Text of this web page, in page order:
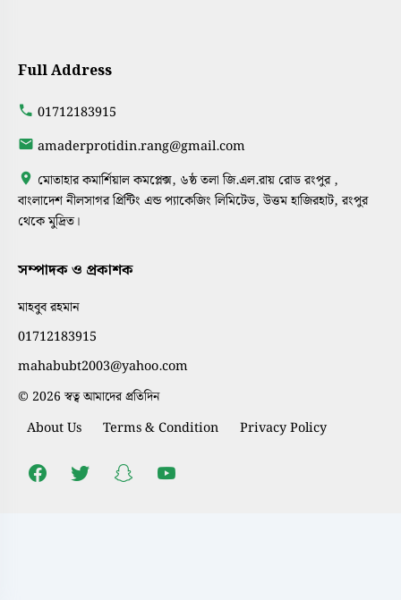
Full Address
01712183915
amaderprotidin.rang@gmail.com
মোতাহার কমার্শিয়াল কমপ্লেক্স, ৬ষ্ঠ তলা জি.এল.রায় রোড রংপুর ,
বাংলাদেশ নীলসাগর প্রিন্টিং এন্ড প্যাকেজিং লিমিটেড, উত্তম হাজিরহাট, রংপুর
থেকে মুদ্রিত।
সম্পাদক ও প্রকাশক
মাহবুব রহমান
01712183915
mahabubt2003@yahoo.com
© 2026 স্বত্ব আমাদের প্রতিদিন
About Us Terms & Condition Privacy Policy